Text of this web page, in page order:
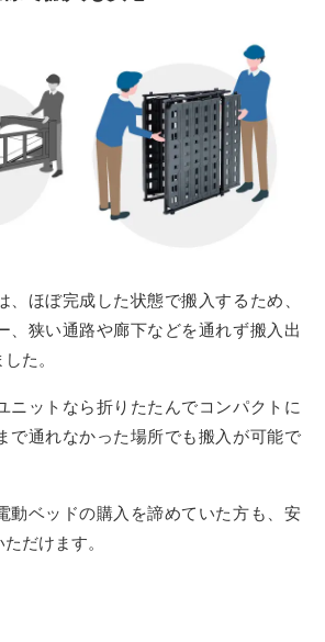
、ほぼ完成した状態で搬入するため、
、狭い通路や廊下などを通れず搬入出
た。
ニットなら折りたたんでコンパクトに
で通れなかった場所でも搬入が可能で
動ベッドの購入を諦めていた方も、安
だけます。